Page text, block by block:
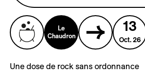
Le
Chaudron
13
Oct. 26
Une dose de rock sans ordonnance